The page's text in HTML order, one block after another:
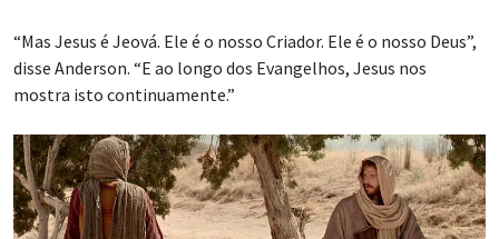
“Mas Jesus é Jeová. Ele é o nosso Criador. Ele é o nosso Deus”,
disse Anderson. “E ao longo dos Evangelhos, Jesus nos
mostra isto continuamente.”